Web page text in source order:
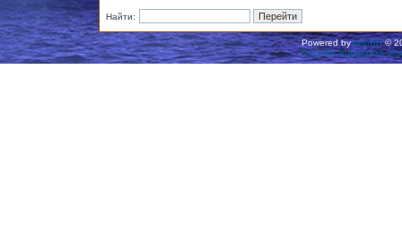
Найти:
Powered byphpBB©
Русская поддержка